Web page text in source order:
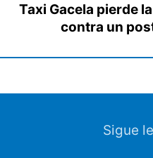
Taxi Gacela pierde
contra un
Sigue